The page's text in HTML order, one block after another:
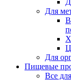
Для
Для
Пищевые
Все